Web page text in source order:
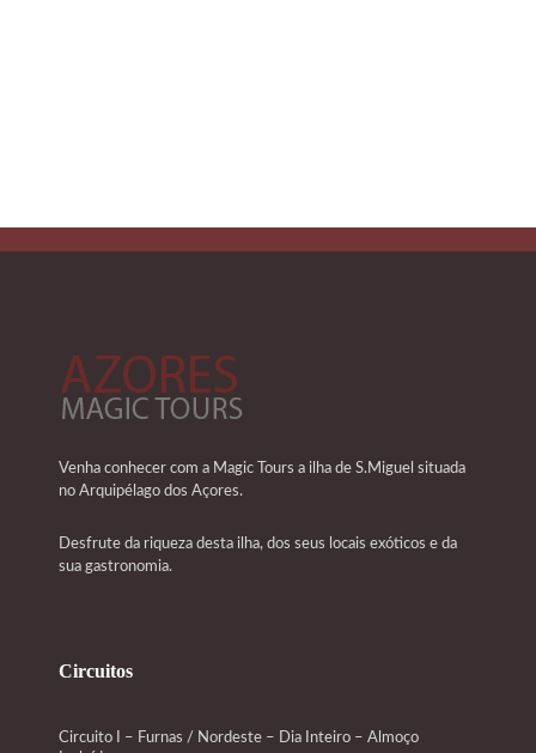
Venha conhecer com a Magic Tours a ilha de S.Miguel situada
no Arquipélago dos Açores.
Desfrute da riqueza desta ilha, dos seus locais exóticos e da
sua gastronomia.
Circuitos
Circuito I – Furnas / Nordeste – Dia Inteiro – Almoço